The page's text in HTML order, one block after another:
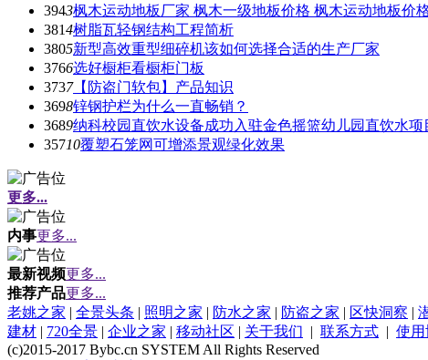
3943枫木运动地板厂家 枫木一级地板价格 枫木运动地板价
3814树脂瓦轻钢结构工程简析
3805新型高效重型细碎机该如何选择合适的生产厂家
3766选好橱柜看橱柜门板
3737【防盗门软包】产品知识
3698锌钢护栏为什么一直畅销？
3689纳科校园直饮水设备成功入驻金色摇篮幼儿园直饮水项
35710覆塑石笼网可增添景观绿化效果
更多...
内事更多...
最新视频更多...
推荐产品更多...
老姚之家 | 全景头条 | 照明之家 | 防水之家 | 防盗之家 | 区快洞察 |
建材 | 720全景 | 企业之家 | 移动社区 | 关于我们 | 联系方式 | 使用
(c)2015-2017 Bybc.cn SYSTEM All Rights Reserved